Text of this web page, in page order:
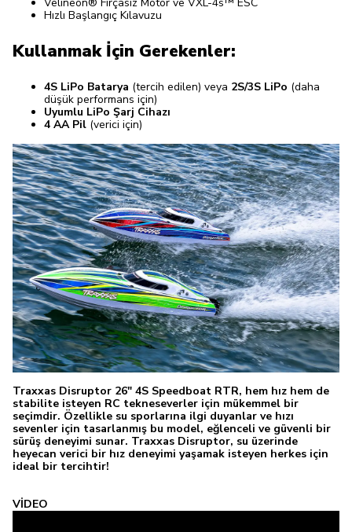
Hızlı Başlangıç Kılavuzu
Kullanmak İçin Gerekenler:
4S LiPo Batarya (tercih edilen) veya 2S/3S LiPo (daha
düşük performans için)
Uyumlu LiPo Şarj Cihazı
4 AA Pil (verici için)
Traxxas Disruptor 26" 4S Speedboat RTR, hem hız hem de
stabilite isteyen RC tekneseverler için mükemmel bir
seçimdir. Özellikle su sporlarına ilgi duyanlar ve hızı
sevenler için tasarlanmış bu model, eğlenceli ve güvenli bir
sürüş deneyimi sunar. Traxxas Disruptor, su üzerinde
heyecan verici bir hız deneyimi yaşamak isteyen herkes için
ideal bir tercihtir!
VİDEO